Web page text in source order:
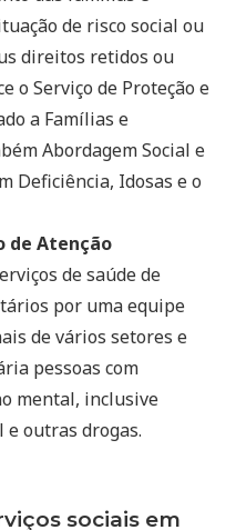
de risco social ou
direitos retidos ou
o Serviço de Proteção e
a Famílias e
Abordagem Social e
Deficiência, Idosas e o
de Atenção
de saúde de
por uma equipe
de vários setores e
pessoas com
mental, inclusive
e outras drogas.
sociais em